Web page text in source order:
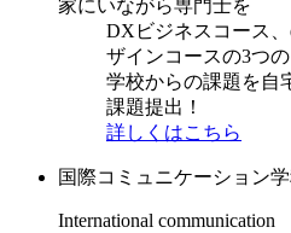
家にいながら専門士を
DXビジネスコース
ザインコースの3つの
学校からの課題を自
課題提出！
詳しくはこちら
国際コミュニケーション
International communication